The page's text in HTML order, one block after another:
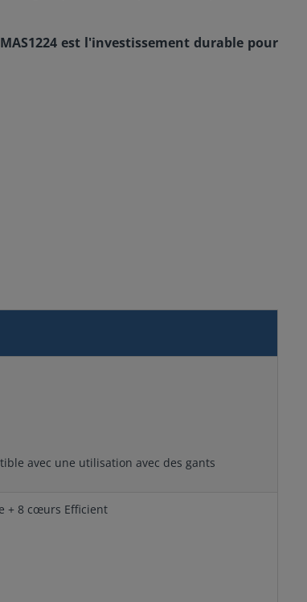
est l'investissement durable pour
avec une utilisation avec des gants
+ 8 cœurs Efficient